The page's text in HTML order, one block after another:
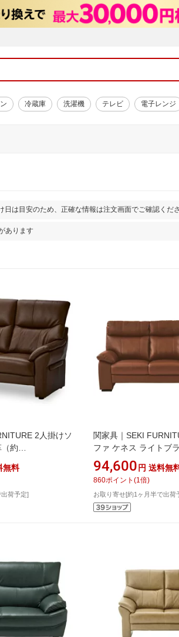
冷蔵庫 洗濯機 テレビ 電子レンジ
は目安のため、正確な情報は注文画面でご確認くださ
あります
2人掛けソ
約
） ブラウン
無料
荷予定]
関家具｜SEKI
ファ ケネス ライトブ
本革 ライトブラウン
94,600 円 送料無
860ポイント (1 倍)
お取り寄せ[約1ヶ月半で出荷